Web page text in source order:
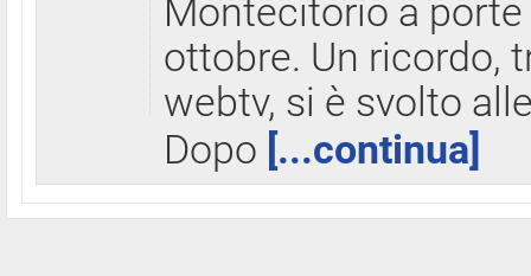
Montecitorio a
ottobre. Un ricordo,
webtv, si è svolto
Dopo [...continua]